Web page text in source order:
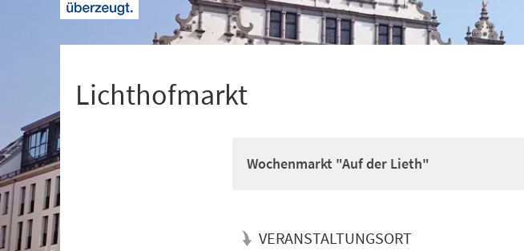
Lichthofmarkt
Wochenmarkt "Auf der Lieth"
VERANSTALTUNGSORT